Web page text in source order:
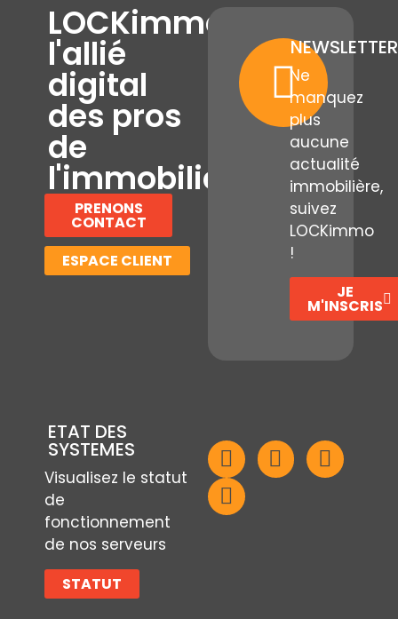
LOCKimmo,
l'allié
digital
des pros
de
l'immobilier
PRENONS
CONTACT
ESPACE CLIENT
NEWSLETTER
Ne
manquez
plus
aucune
actualité
immobilière,
suivez
LOCKimmo
!
JE
M'INSCRIS
ETAT DES
SYSTEMES
Visualisez le statut
de
fonctionnement
de nos serveurs
STATUT